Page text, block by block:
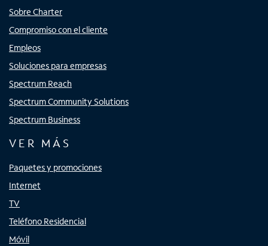
Sobre Charter
Compromiso con el cliente
Empleos
Soluciones para empresas
Spectrum Reach
Spectrum Community Solutions
Spectrum Business
VER MÁS
Paquetes y promociones
Internet
TV
Teléfono Residencial
Móvil